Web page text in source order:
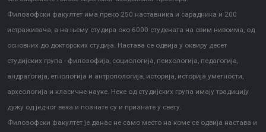
Филозофски факултет има преко 250 наставника и сарадника и 200
истраживача, а на њему студира око 6000 студената на свим нивоима, од
основних до докторских студија. Настава се одвија у оквиру десет
студијских група - филозофија, социологија, психологија, педагогија,
андрагогија, етнологија и антропологија, историја, историја уметности,
археологија и класичне науке. Неке од студијских група имају традицију
дужу од једног века и познате су и признате у свету.
Филозофски факултет је данас не само место на коме се одвија настава и